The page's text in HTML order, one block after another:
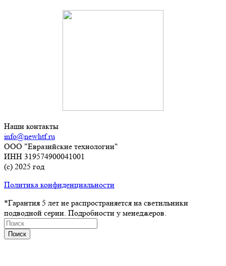
Наши контакты
info@newhtf.ru
ООО "Евразийские технологии"
ИНН 319574900041001
(с) 2025 год
Политика конфиденциальности
*Гарантия 5 лет не распространяется на светильники
подводной серии. Подробности у менеджеров.
Поиск